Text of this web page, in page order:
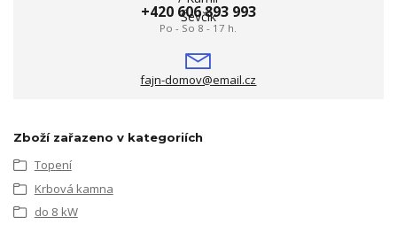
+420 606 893 993
Po - So 8 - 17 h.
fajn-domov@email.cz
Zboží zařazeno v kategoriích
Topení
Krbová kamna
do 8 kW